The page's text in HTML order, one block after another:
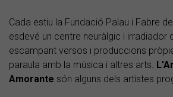
Cada estiu la Fundació Palau i Fabre
esdevé un centre neuràlgic i irradiador
escampant versos i produccions
paraula amb la música i altres arts.
Amorante són alguns dels artistes